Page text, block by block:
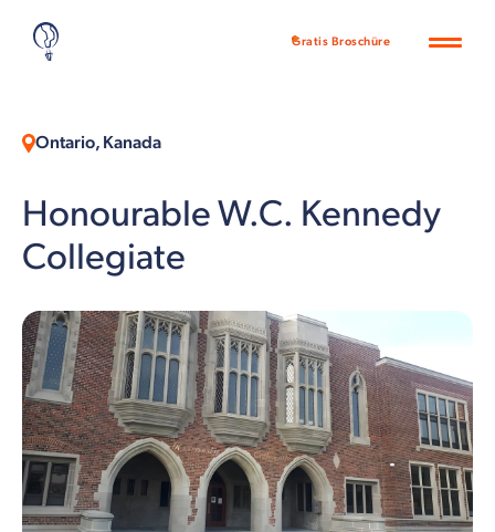
Gratis Broschüre
Ontario, Kanada
Honourable W.C. Kennedy
Collegiate